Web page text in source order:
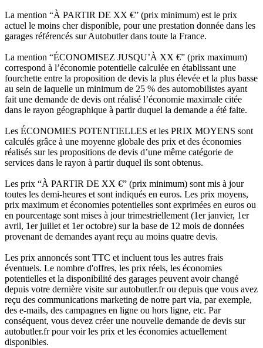
La mention “À PARTIR DE XX €” (prix minimum) est le prix
actuel le moins cher disponible, pour une prestation donnée dans les
garages référencés sur Autobutler dans toute la France.
La mention “ÉCONOMISEZ JUSQU’À XX €” (prix maximum)
correspond à l’économie potentielle calculée en établissant une
fourchette entre la proposition de devis la plus élevée et la plus basse
au sein de laquelle un minimum de 25 % des automobilistes ayant
fait une demande de devis ont réalisé l’économie maximale citée
dans le rayon géographique à partir duquel la demande a été faite.
Les ÉCONOMIES POTENTIELLES et les PRIX MOYENS sont
calculés grâce à une moyenne globale des prix et des économies
réalisés sur les propositions de devis d’une même catégorie de
services dans le rayon à partir duquel ils sont obtenus.
Les prix “À PARTIR DE XX €” (prix minimum) sont mis à jour
toutes les demi-heures et sont indiqués en euros. Les prix moyens,
prix maximum et économies potentielles sont exprimées en euros ou
en pourcentage sont mises à jour trimestriellement (1er janvier, 1er
avril, 1er juillet et 1er octobre) sur la base de 12 mois de données
provenant de demandes ayant reçu au moins quatre devis.
Les prix annoncés sont TTC et incluent tous les autres frais
éventuels. Le nombre d'offres, les prix réels, les économies
potentielles et la disponibilité des garages peuvent avoir changé
depuis votre dernière visite sur autobutler.fr ou depuis que vous avez
reçu des communications marketing de notre part via, par exemple,
des e-mails, des campagnes en ligne ou hors ligne, etc. Par
conséquent, vous devez créer une nouvelle demande de devis sur
autobutler.fr pour voir les prix et les économies actuellement
disponibles.